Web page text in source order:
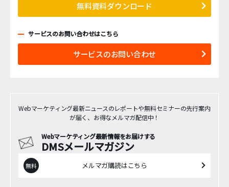
無料資料ダウンロード
サービスのお問い合わせはこちら
サービスのお問い合わせ
Webマーケティング最新ニュースのレポートや無料セミナーの先行案内
が届く、お得なメルマガ配信中！
Webマーケティング最新情報をお届けする
DMSメールマガジン
メルマガ購読はこちら